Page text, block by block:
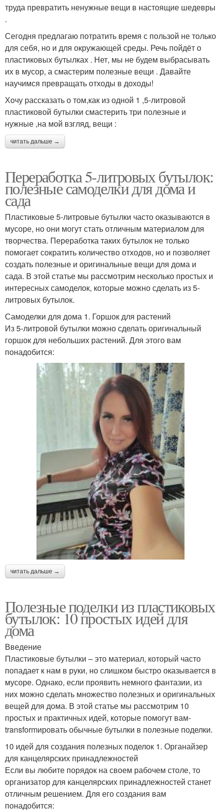
труда превратить ненужные вещи в настоящие шедевры
.
Сегодня предлагаю потратить время с пользой не только
для себя, но и для окружающей среды. Речь пойдёт о
пластиковых бутылках . Нет, мы не будем выбрасывать
их в мусор, а смастерим полезные вещи . Давайте
научимся превращать отходы в доходы!
Хочу рассказать о том,как из одной 1 ,5-литровой
пластиковой бутылки смастерить три полезные и
нужные ,на мой взгляд, вещи :
читать дальше →
Переработка 5-литровых бутылок:
полезные самоделки для дома и
сада
Пластиковые 5-литровые бутылки часто оказываются в
мусоре, но они могут стать отличным материалом для
творчества. Переработка таких бутылок не только
помогает сократить количество отходов, но и позволяет
создать полезные и оригинальные вещи для дома и
сада. В этой статье мы рассмотрим несколько простых и
интересных самоделок, которые можно сделать из 5-
литровых бутылок.
Самоделки для дома 1. Горшок для растений
Из 5-литровой бутылки можно сделать оригинальный
горшок для небольших растений. Для этого вам
понадобится:
читать дальше →
Полезные поделки из пластиковых
бутылок: 10 простых идей для
дома
Введение
Пластиковые бутылки – это материал, который часто
попадает к нам в руки, но слишком быстро оказывается в
мусоре. Однако, если проявить немного фантазии, из
них можно сделать множество полезных и оригинальных
вещей для дома. В этой статье мы рассмотрим 10
простых и практичных идей, которые помогут вам-
transformировать обычные бутылки в полезные поделки.
10 идей для создания полезных поделок 1. Органайзер
для канцелярских принадлежностей
Если вы любите порядок на своем рабочем столе, то
организатор для канцелярских принадлежностей станет
отличным решением. Для его создания вам
понадобится: